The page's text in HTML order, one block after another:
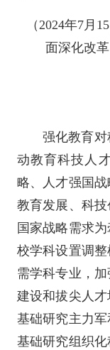
（2024年7月
面深化改
强化教育
动教育科技人
略、人才强国
教育发展、科技
国家战略需求
校学科设置调
需学科专业，
建设和拔尖人
基础研究主力
基础研究组织